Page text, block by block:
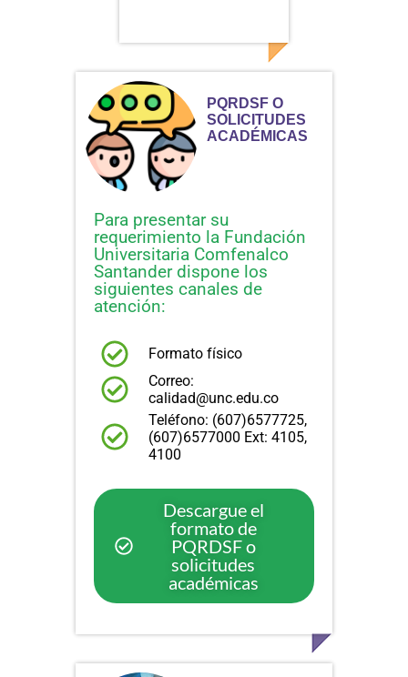
PQRDSF O
SOLICITUDES
ACADÉMICAS
Para presentar su
requerimiento la Fundación
Universitaria Comfenalco
Santander dispone los
siguientes canales de
atención:
Formato físico
Correo:
calidad@unc.edu.co
Teléfono: (607)6577725,
(607)6577000 Ext: 4105,
4100
Descargue el
formato de
PQRDSF o
solicitudes
académicas